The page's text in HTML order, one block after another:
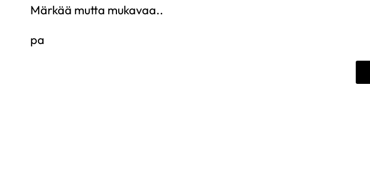
Märkää mutta mukavaa..
pa